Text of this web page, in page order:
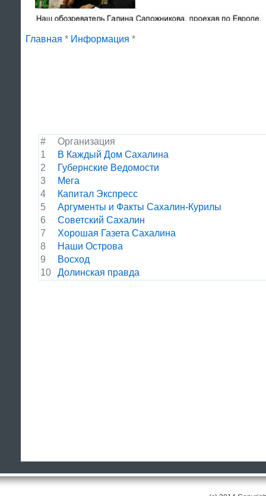
Главная * Информация *
#
Организация
1
В Каждый Дом Сахалина
2
Губернские Ведомости
3
Мега
4
Капитал Экспресс
5
Аргументы и Факты Сахалин-Курилы
6
Советский Сахалин
7
Хорошая Газета Сахалина
8
Наши Острова
9
Восход
10
Долинская правда